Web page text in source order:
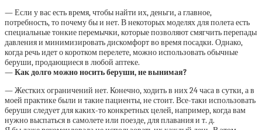
— Если у вас есть время, чтобы найти их, деньги, а главное,
потребность, то почему бы и нет. В некоторых моделях для полета есть
специальные тонкие перемычки, которые позволяют смягчить перепады
давления и минимизировать дискомфорт во время посадки. Однако,
когда речь идет о коротком перелете, можно использовать обычные
беруши, продающиеся в любой аптеке.
— Как долго можно носить беруши, не вынимая?
— Жестких ограничений нет. Конечно, ходить в них 24 часа в сутки, а в
моей практике были и такие пациенты, не стоит. Все-таки использовать
беруши следует для каких-то конкретных целей, например, когда вам
нужно выспаться в самолете или поезде, для плавания и т. д.